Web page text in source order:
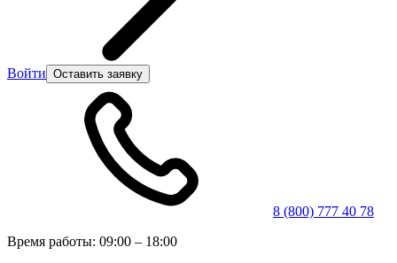
Войти Оставить заявку
8 (800) 777 40 78
Время работы: 09:00 – 18:00